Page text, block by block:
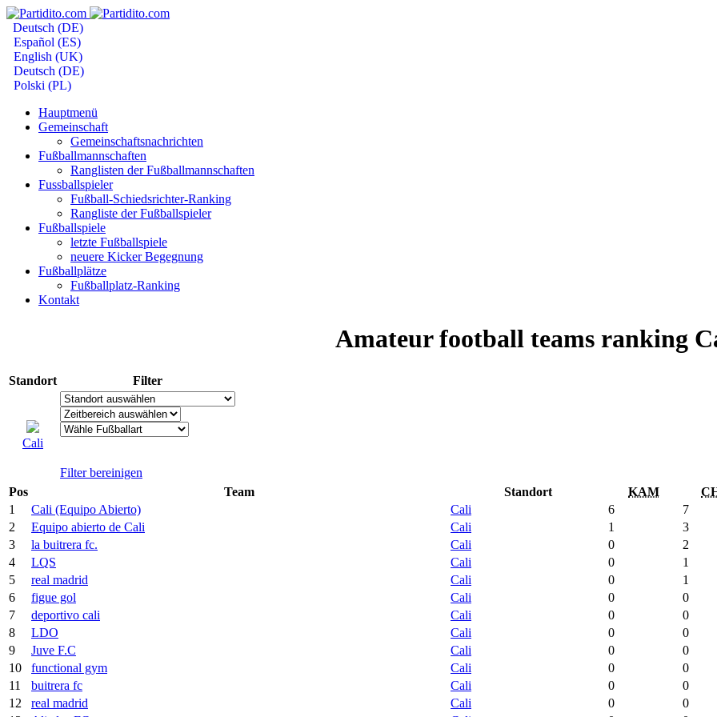
Deutsch (DE)
Español (ES)
English (UK)
Deutsch (DE)
Polski (PL)
Hauptmenü
Gemeinschaft
Gemeinschaftsnachrichten
Fußballmannschaften
Ranglisten der Fußballmannschaften
Fussballspieler
Fußball-Schiedsrichter-Ranking
Rangliste der Fußballspieler
Fußballspiele
letzte Fußballspiele
neuere Kicker Begegnung
Fußballplätze
Fußballplatz-Ranking
Kontakt
Amateur football teams ranking
Standort Filter
Cali
Filter bereinigen
Pos
Team Standort KAM
1
Cali (Equipo Abierto) Cali 6
7
2
Equipo abierto de Cali Cali 1
3
3
la buitrera fc. Cali 0
2
4
LQS Cali 0
1
5
real madrid Cali 0
1
6
figue gol Cali 0
0
7
deportivo cali Cali 0
0
8
LDO Cali 0
0
9
Juve F.C Cali 0
0
10
functional gym Cali 0
0
11
buitrera fc Cali 0
0
12
real madrid Cali 0
0